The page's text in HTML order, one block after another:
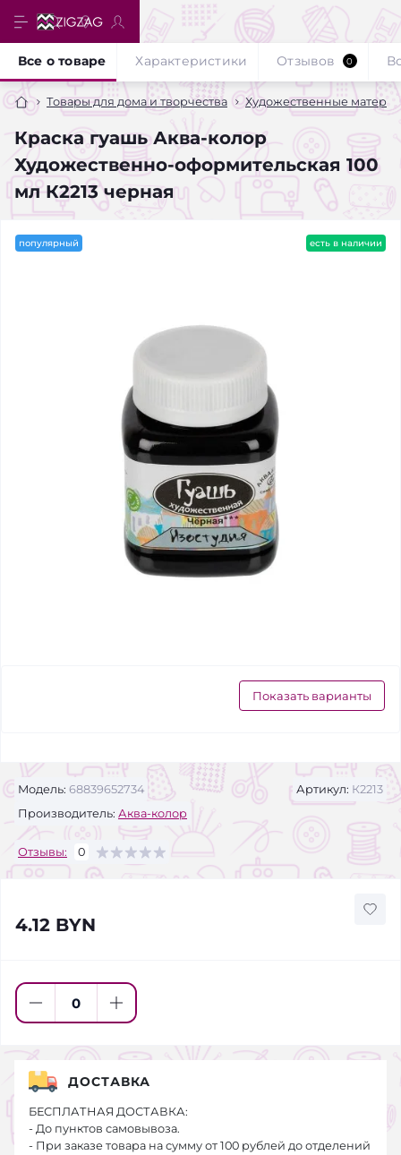
Товары для дома и творчества Художественные
Краска гуашь Аква-колор
Художественно-оформительская 100
мл К2213 черная
Все о товаре Характеристики Отзывов 0
популярный есть в наличии
Показать варианты
Модель: 68839652734 Артикул: К2213
Производитель: Аква-колор
Отзывы: 0
4.12 BYN
ДОСТАВКА
БЕСПЛАТНАЯ ДОСТАВКА:
- До пунктов самовывоза.
- При заказе товара на сумму от 100 рублей до отделений